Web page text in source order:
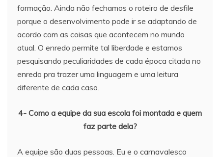
formação. Ainda não fechamos o roteiro de desfile
porque o desenvolvimento pode ir se adaptando de
acordo com as coisas que acontecem no mundo
atual. O enredo permite tal liberdade e estamos
pesquisando peculiaridades de cada época citada no
enredo pra trazer uma linguagem e uma leitura
diferente de cada caso.
4- Como a equipe da sua escola foi montada e quem
faz parte dela?
A equipe são duas pessoas. Eu e o carnavalesco